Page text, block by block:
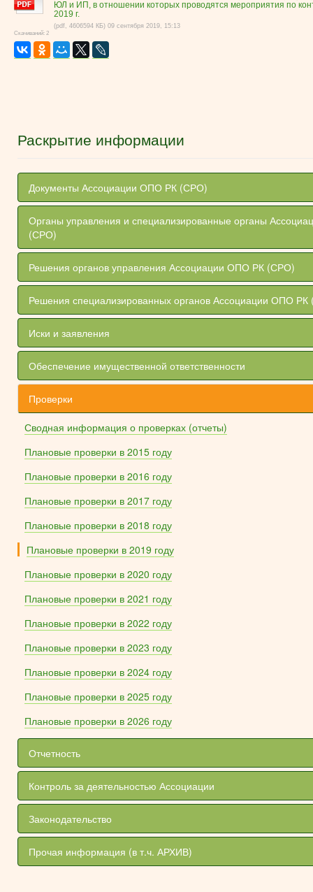
ЮЛ и ИП, в отношении которых проводятся мероприятия по
2019 г.
(pdf, 4606594 КБ) 09 сентября 2019, 15:13
Скачиваний: 2
Раскрытие информации
Документы Ассоциации ОПО РК (СРО)
Органы управления и специализированные органы
(СРО)
Решения органов управления Ассоциации ОПО РК (СРО)
Решения специализированных органов Ассоциации ОПО
Иски и заявления
Обеспечение имущественной ответственности
Проверки
Сводная информация о проверках (отчеты)
Плановые проверки в 2015 году
Плановые проверки в 2016 году
Плановые проверки в 2017 году
Плановые проверки в 2018 году
Плановые проверки в 2019 году
Плановые проверки в 2020 году
Плановые проверки в 2021 году
Плановые проверки в 2022 году
Плановые проверки в 2023 году
Плановые проверки в 2024 году
Плановые проверки в 2025 году
Плановые проверки в 2026 году
Отчетность
Контроль за деятельностью Ассоциации
Законодательство
Прочая информация (в т.ч. АРХИВ)